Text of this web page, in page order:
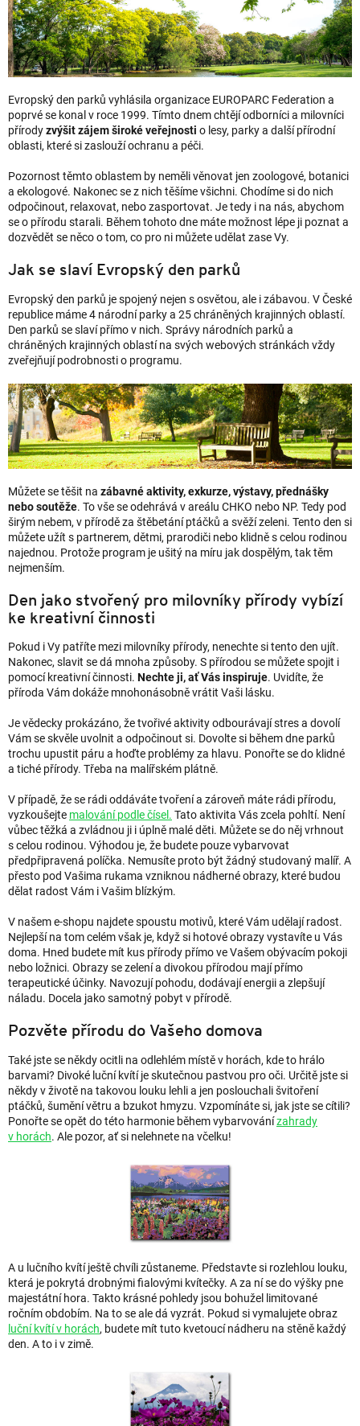
Evropský den parků vyhlásila organizace EUROPARC Federation a
poprvé se konal v roce 1999. Tímto dnem chtějí odborníci a milovníci
přírodyzvýšit zájem široké veřejnosti o lesy, parky a další přírodní
oblasti, které si zaslouží ochranu a péči.
Pozornost těmto oblastem by neměli věnovat jen zoologové, botanici
a ekologové. Nakonec se z nich těšíme všichni. Chodíme si do nich
odpočinout, relaxovat, nebo zasportovat. Je tedy i na nás, abychom
se o přírodu starali. Během tohoto dne máte možnost lépe ji poznat a
dozvědět se něco o tom, co pro ni můžete udělat zase Vy.
Jak se slaví Evropský den parků
Evropský den parků je spojený nejen s osvětou, ale i zábavou. V České
republice máme 4 národní parky a 25 chráněných krajinných oblastí.
Den parků se slaví přímo v nich. Správy národních parků a
chráněných krajinných oblastí na svých webových stránkách vždy
zveřejňují podrobnosti o programu.
Můžete se těšit na zábavné aktivity, exkurze, výstavy, přednášky
nebo soutěže. To vše se odehrává v areálu CHKO nebo NP. Tedy pod
širým nebem, v přírodě za štěbetání ptáčků a svěží zeleni. Tento den si
můžete užít s partnerem, dětmi, prarodiči nebo klidně s celou rodinou
najednou. Protože program je ušitý na míru jak dospělým, tak těm
nejmenším.
Den jako stvořený pro milovníky přírody vybízí
ke kreativní činnosti
Pokud i Vy patříte mezi milovníky přírody, nenechte si tento den ujít.
Nakonec, slavit se dá mnoha způsoby. S přírodou se můžete spojit i
pomocí kreativní činnosti. Nechte ji, ať Vás inspiruje. Uvidíte, že
příroda Vám dokáže mnohonásobně vrátit Vaši lásku.
Je vědecky prokázáno, že tvořivé aktivity odbourávají stres a dovolí
Vám se skvěle uvolnit a odpočinout si. Dovolte si během dne parků
trochu upustit páru a hoďte problémy za hlavu. Ponořte se do klidné
a tiché přírody. Třeba na malířském plátně.
V případě, že se rádi oddáváte tvoření a zároveň máte rádi přírodu,
vyzkoušejte malování podle čísel. Tato aktivita Vás zcela pohltí. Není
vůbec těžká a zvládnou ji i úplně malé děti. Můžete se do něj vrhnout
s celou rodinou. Výhodou je, že budete pouze vybarvovat
předpřipravená políčka. Nemusíte proto být žádný studovaný malíř. A
přesto pod Vašima rukama vzniknou nádherné obrazy, které budou
dělat radost Vám i Vašim blízkým.
V našem e-shopu najdete spoustu motivů, které Vám udělají radost.
Nejlepší na tom celém však je, když si hotové obrazy vystavíte u Vás
doma. Hned budete mít kus přírody přímo ve Vašem obývacím pokoji
nebo ložnici. Obrazy se zelení a divokou přírodou mají přímo
terapeutické účinky. Navozují pohodu, dodávají energii a zlepšují
náladu. Docela jako samotný pobyt v přírodě.
Pozvěte přírodu do Vašeho domova
Také jste se někdy ocitli na odlehlém místě v horách, kde to hrálo
barvami? Divoké luční kvítí je skutečnou pastvou pro oči. Určitě jste si
někdy v životě na takovou louku lehli a jen poslouchali švitoření
ptáčků, šumění větru a bzukot hmyzu. Vzpomínáte si, jak jste se cítili?
Ponořte se opět do této harmonie během vybarvovánízahrady
v horách. Ale pozor, ať si nelehnete na včelku!
A u lučního kvítí ještě chvíli zůstaneme. Představte si rozlehlou louku,
která je pokrytá drobnými fialovými kvítečky. A za ní se do výšky pne
majestátní hora. Takto krásné pohledy jsou bohužel limitované
ročním obdobím. Na to se ale dá vyzrát. Pokud si vymalujete obraz
luční kvítí v horách, budete mít tuto kvetoucí nádheru na stěně každý
den. A to i v zimě.